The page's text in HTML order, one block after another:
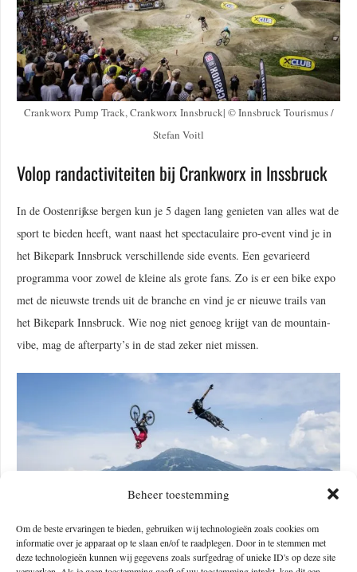
Beheer toestemming
Om de beste ervaringen te bieden, gebruiken wij technologieën zoals cookies om
informatie over je apparaat op te slaan en/of te raadplegen. Door in te stemmen met
deze technologieën kunnen wij gegevens zoals surfgedrag of unieke ID's op deze site
Crankworx Pump Track, Crankworx Innsbruck| © Innsbruck Tourismus /
Stefan Voitl
Volop randactiviteiten bij Crankworx in Inssbruck
In de Oostenrijkse bergen kun je 5 dagen lang genieten van alles wat de
sport te bieden heeft, want naast het spectaculaire pro-event vind je in
het Bikepark Innsbruck verschillende side events. Een gevarieerd
programma voor zowel de kleine als grote fans. Zo is er een bike expo
met de nieuwste trends uit de branche en vind je er nieuwe trails van
het Bikepark Innsbruck. Wie nog niet genoeg krijgt van de mountain-
vibe, mag de afterparty’s in de stad zeker niet missen.